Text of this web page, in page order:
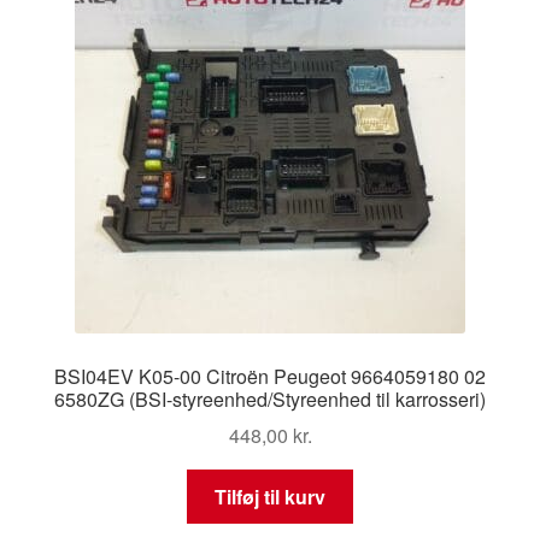
BSI04EV K05-00 Citroën Peugeot 9664059180 02
6580ZG (BSI-styreenhed/Styreenhed til karrosseri)
448,00 kr.
Tilføj til kurv